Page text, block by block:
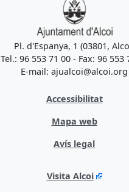
Pl. d'Espanya, 1 (03801,
Tel.: 96 553 71 00 - Fax: 96 553
E-mail: ajualcoi@alcoi.org
Accessibilitat
Mapa web
Avís legal
Visita Alcoi